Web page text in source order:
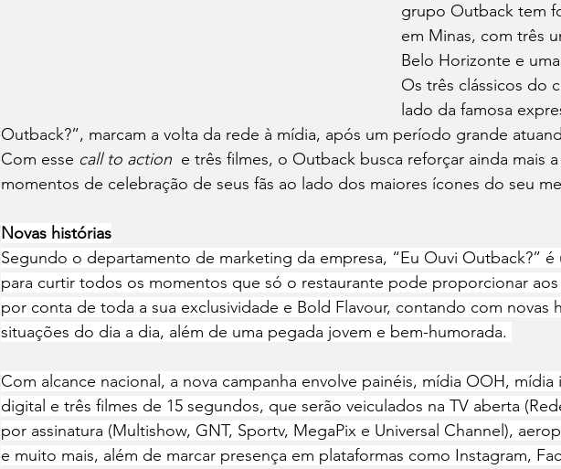
grupo Outback tem
em Minas, com três
Belo Horizonte e
Os três clássicos do
lado da famosa
Outback?”, marcam a volta da rede à mídia, após um período grande
Com esse call to action
e três filmes, o Outback busca reforçar ainda mais
momentos de celebração de seus fãs ao lado dos maiores ícones do seu
Novas histórias
Segundo o departamento de marketing da empresa, “Eu Ouvi Outback?” é
para curtir todos os momentos que só o restaurante pode proporcionar aos
por conta de toda a sua exclusividade e Bold Flavour, contando com novas
situações do dia a dia, além de uma pegada jovem e bem-humorada.
Com alcance nacional, a nova campanha envolve painéis, mídia OOH, mídia
digital e três filmes de 15 segundos, que serão veiculados na TV aberta
por assinatura (Multishow, GNT, Sportv, MegaPix e Universal Channel),
e muito mais, além de marcar presença em plataformas como Instagram,